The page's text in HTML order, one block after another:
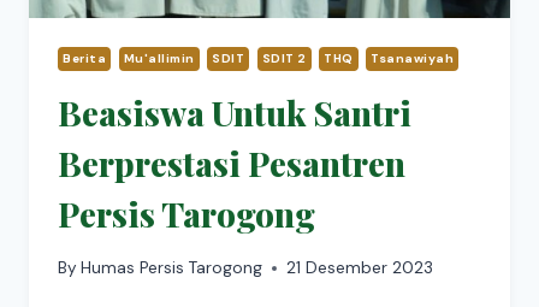
Berita Mu'allimin SDIT SDIT 2 THQ Tsanawiyah
Beasiswa Untuk Santri
Berprestasi Pesantren
Persis Tarogong
By Humas Persis Tarogong 21 Desember 2023